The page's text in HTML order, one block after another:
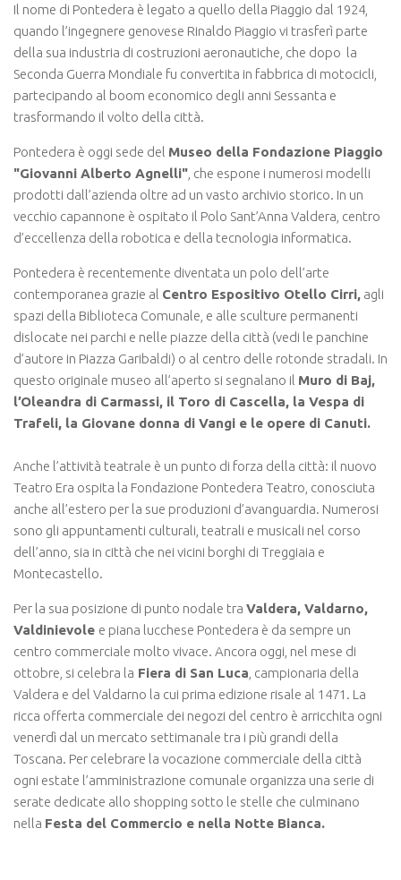
Il nome di Pontedera è legato a quello della Piaggio dal 1924,
quando l’ingegnere genovese Rinaldo Piaggio vi trasferì parte
della sua industria di costruzioni aeronautiche, che dopo la
Seconda Guerra Mondiale fu convertita in fabbrica di motocicli,
partecipando al boom economico degli anni Sessanta e
trasformando il volto della città.
Pontedera è oggi sede del Museo della Fondazione Piaggio
"Giovanni Alberto Agnelli" , che espone i numerosi modelli
prodotti dall’azienda oltre ad un vasto archivio storico. In un
vecchio capannone è ospitato il Polo Sant’Anna Valdera, centro
d’eccellenza della robotica e della tecnologia informatica.
Pontedera è recentemente diventata un polo dell’arte
contemporanea grazie al Centro Espositivo Otello Cirri, agli
spazi della Biblioteca Comunale, e alle sculture permanenti
dislocate nei parchi e nelle piazze della città (vedi le panchine
d’autore in Piazza Garibaldi) o al centro delle rotonde stradali. In
questo originale museo all’aperto si segnalano il Muro di Baj,
l’Oleandra di Carmassi, il Toro di Cascella, la Vespa di
Trafeli, la Giovane donna di Vangi e le opere di Canuti.
Anche l’attività teatrale è un punto di forza della città: il nuovo
Teatro Era ospita la Fondazione Pontedera Teatro, conosciuta
anche all’estero per la sue produzioni d’avanguardia. Numerosi
sono gli appuntamenti culturali, teatrali e musicali nel corso
dell’anno, sia in città che nei vicini borghi di Treggiaia e
Montecastello.
Per la sua posizione di punto nodale tra Valdera, Valdarno,
Valdinievole e piana lucchese Pontedera è da sempre un
centro commerciale molto vivace. Ancora oggi, nel mese di
ottobre, si celebra la Fiera di San Luca , campionaria della
Valdera e del Valdarno la cui prima edizione risale al 1471. La
ricca offerta commerciale dei negozi del centro è arricchita ogni
venerdì dal un mercato settimanale tra i più grandi della
Toscana. Per celebrare la vocazione commerciale della città
ogni estate l’amministrazione comunale organizza una serie di
serate dedicate allo shopping sotto le stelle che culminano
nella Festa del Commercio e nella Notte Bianca.